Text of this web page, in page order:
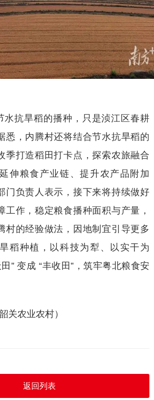
水抗旱稻的播种，只是浈江区春耕
悉，内腾村还将结合节水抗旱稻的
季打造稻田打卡点，探索农旅融合
伸粮食产业链、提升农产品附加
门负责人表示，接下来将持续做好
工作，稳定粮食播种面积与产量，
村的经验做法，因地制宜引导更多
稻种植，以科技为犁、以实干为
田” 变成 “丰收田”，筑牢粤北粮食安
关农业农村）
返回列表